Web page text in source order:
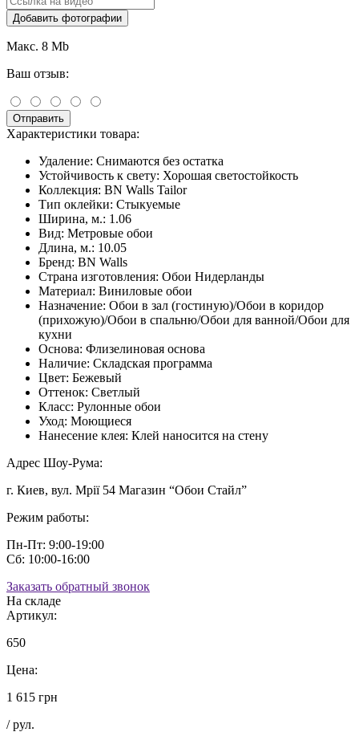
Добавить фотографии
Макс. 8 Mb
Ваш отзыв:
Отправить
Характеристики товара:
Удаление: Снимаются без остатка
Устойчивость к свету: Хорошая светостойкость
Коллекция: BN Walls Tailor
Тип оклейки: Стыкуемые
Ширина, м.: 1.06
Вид: Метровые обои
Длина, м.: 10.05
Бренд: BN Walls
Страна изготовления: Обои Нидерланды
Материал: Виниловые обои
Назначение: Обои в зал (гостиную)/Обои в коридор
(прихожую)/Обои в спальню/Обои для ванной/Обои для
кухни
Основа: Флизелиновая основа
Наличие: Складская программа
Цвет: Бежевый
Оттенок: Светлый
Класс: Рулонные обои
Уход: Моющиеся
Нанесение клея: Клей наносится на стену
Адрес Шоу-Рума:
г. Киев, вул. Мрії 54 Магазин “Обои Стайл”
Режим работы:
Пн-Пт: 9:00-19:00
Сб: 10:00-16:00
Заказать обратный звонок
На складе
Артикул:
650
Цена:
1 615 грн
/ рул.